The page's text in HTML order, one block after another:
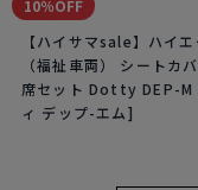
10％OFF
【ハイサマsale】ハイエ
（福祉車両） シートカ
席セット Dotty DEP-M
ィ デップ-エム]